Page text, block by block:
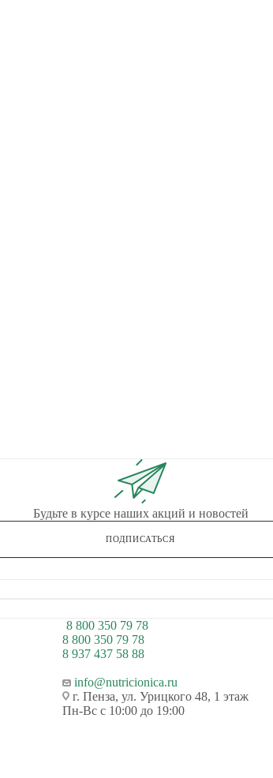
Будьте в курсе наших акций и новостей
ПОДПИСАТЬСЯ
8 800 350 79 78
8 800 350 79 78
8 937 437 58 88
info@nutricionica.ru
г. Пенза, ул. Урицкого 48, 1 этаж
Пн-Вс с 10:00 до 19:00